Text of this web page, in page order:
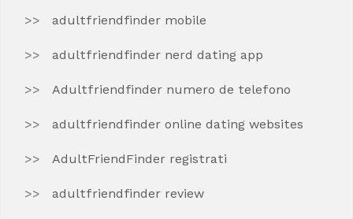
adultfriendfinder mobile
adultfriendfinder nerd dating app
Adultfriendfinder numero de telefono
adultfriendfinder online dating websites
AdultFriendFinder registrati
adultfriendfinder review